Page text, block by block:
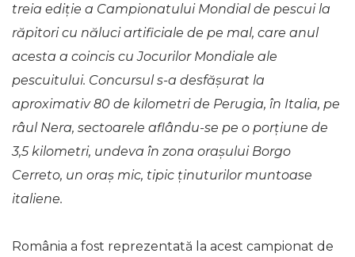
treia ediție a Campionatului Mondial de pescui la
răpitori cu năluci artificiale de pe mal, care anul
acesta a coincis cu Jocurilor Mondiale ale
pescuitului. Concursul s-a desfășurat la
aproximativ 80 de kilometri de Perugia, în Italia, pe
râul Nera, sectoarele aflându-se pe o porțiune de
3,5 kilometri, undeva în zona orașului Borgo
Cerreto, un oraș mic, tipic ținuturilor muntoase
italiene.
România a fost reprezentată la acest campionat de